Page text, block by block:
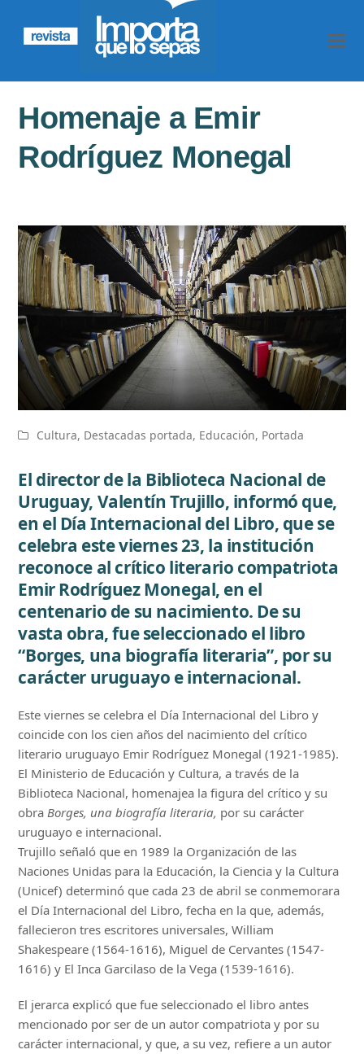
Homenaje a Emir
Rodríguez Monegal
Cultura, Destacadas portada, Educación, Portada
El director de la Biblioteca Nacional de
Uruguay, Valentín Trujillo, informó que,
en el Día Internacional del Libro, que se
celebra este viernes 23, la institución
reconoce al crítico literario compatriota
Emir Rodríguez Monegal, en el
centenario de su nacimiento. De su
vasta obra, fue seleccionado el libro
“Borges, una biografía literaria”, por su
carácter uruguayo e internacional.
Este viernes se celebra el Día Internacional del Libro y
coincide con los cien años del nacimiento del crítico
literario uruguayo Emir Rodríguez Monegal (1921-1985).
El Ministerio de Educación y Cultura, a través de la
Biblioteca Nacional, homenajea la figura del crítico y su
obraBorges, una biografía literaria, por su carácter
uruguayo e internacional.
Trujillo señaló que en 1989 la Organización de las
Naciones Unidas para la Educación, la Ciencia y la Cultura
(Unicef) determinó que cada 23 de abril se conmemorara
el Día Internacional del Libro, fecha en la que, además,
fallecieron tres escritores universales, William
Shakespeare (1564-1616), Miguel de Cervantes (1547-
1616) y El Inca Garcilaso de la Vega (1539-1616).
El jerarca explicó que fue seleccionado el libro antes
mencionado por ser de un autor compatriota y por su
carácter internacional, y que, a su vez, refiere a un autor